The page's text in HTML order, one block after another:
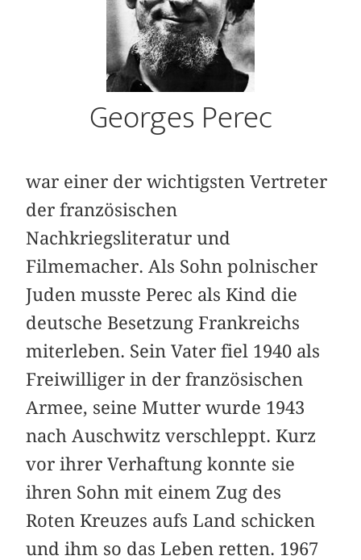
Georges Perec
war einer der wichtigsten Vertreter
der französischen
Nachkriegsliteratur und
Filmemacher. Als Sohn polnischer
Juden musste Perec als Kind die
deutsche Besetzung Frankreichs
miterleben. Sein Vater fiel 1940 als
Freiwilliger in der französischen
Armee, seine Mutter wurde 1943
nach Auschwitz verschleppt. Kurz
vor ihrer Verhaftung konnte sie
ihren Sohn mit einem Zug des
Roten Kreuzes aufs Land schicken
und ihm so das Leben retten. 1967